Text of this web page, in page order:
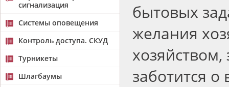
сигнализация
Системы оповещения
Контроль доступа. СКУД
Турникеты
Шлагбаумы
бытовых
желания
заботится